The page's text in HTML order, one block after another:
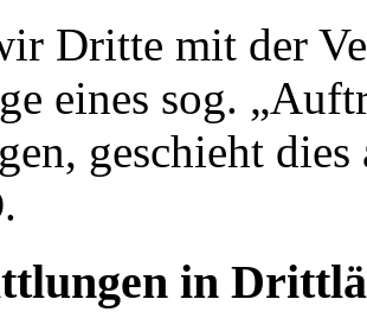
Dritte mit der
eines sog.
geschieht
in